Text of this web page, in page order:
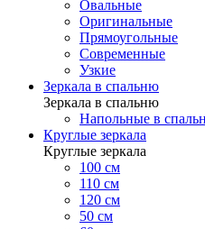
Овальные
Оригинальные
Прямоугольные
Современные
Узкие
Зеркала в спальню
Зеркала в спальню
Напольные в
Круглые зеркала
Круглые зеркала
100 см
110 см
120 см
50 см